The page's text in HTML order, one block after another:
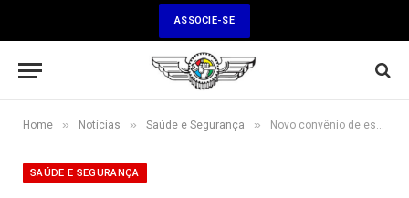
ASSOCIE-SE
Home » Notícias » Saúde e Segurança » Novo convênio de estacionamento está disponível no Salgado Filho
SAÚDE E SEGURANÇA